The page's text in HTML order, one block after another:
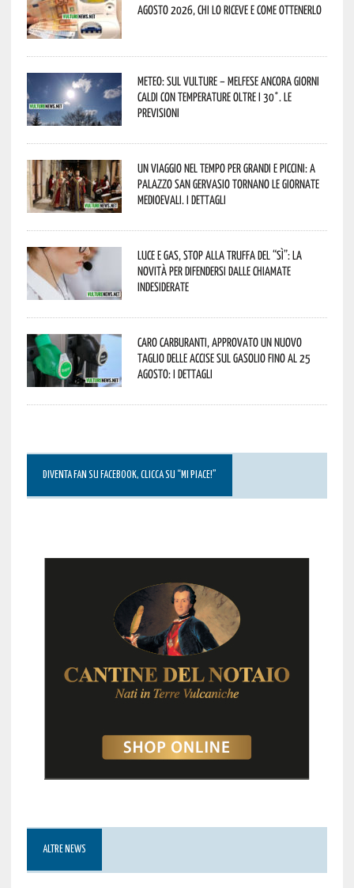
agosto 2026, chi lo riceve e come ottenerlo
Meteo: sul Vulture – melfese ancora giorni
caldi con temperature oltre i 30°. Le
previsioni
Un viaggio nel tempo per grandi e piccini: a
Palazzo San Gervasio tornano le Giornate
Medioevali. I dettagli
Luce e gas, stop alla truffa del “Sì”: la
novità per difendersi dalle chiamate
indesiderate
Caro carburanti, approvato un nuovo
taglio delle accise sul gasolio fino al 25
agosto: i dettagli
DIVENTA FAN SU FACEBOOK, CLICCA SU “MI PIACE!”
ALTRE NEWS